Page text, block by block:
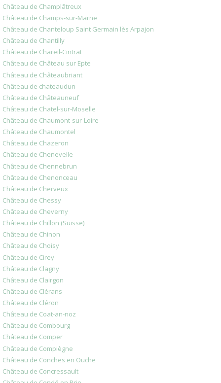
Château de Champlâtreux
Château de Champs-sur-Marne
Château de Chanteloup Saint Germain lès Arpajon
Château de Chantilly
Château de Chareil-Cintrat
Château de Château sur Epte
Château de Châteaubriant
Château de chateaudun
Château de Châteauneuf
Château de Chatel-sur-Moselle
Château de Chaumont-sur-Loire
Château de Chaumontel
Château de Chazeron
Château de Chenevelle
Château de Chennebrun
Château de Chenonceau
Château de Cherveux
Château de Chessy
Château de Cheverny
Château de Chillon (Suisse)
Château de Chinon
Château de Choisy
Château de Cirey
Château de Clagny
Château de Clairgon
Château de Clérans
Château de Cléron
Château de Coat-an-noz
Château de Combourg
Château de Comper
Château de Compiègne
Château de Conches en Ouche
Château de Concressault